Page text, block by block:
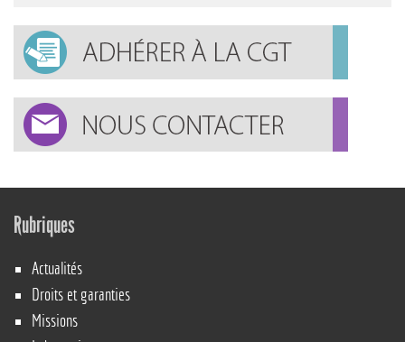
Rubriques
Actualités
Droits et garanties
Missions